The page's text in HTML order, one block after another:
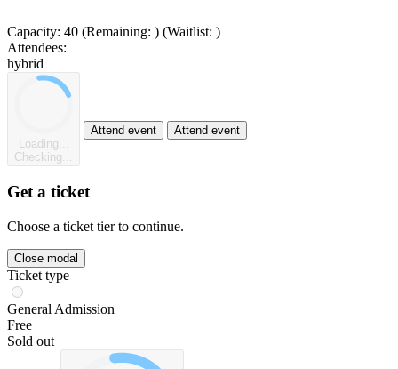
Capacity: 40 (Remaining: ) (Waitlist: )
Attendees:
hybrid
Loading...
Checking...
Attend event Attend event
Get a ticket
Choose a ticket tier to continue.
Close modal
Ticket type
General Admission
Free
Sold out